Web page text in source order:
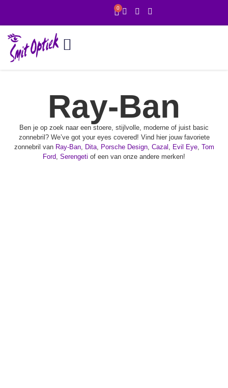
0
Ray-Ban
Ben je op zoek naar een stoere, stijlvolle, moderne of juist basic
zonnebril? We’ve got your eyes covered! Vind hier jouw favoriete
zonnebril van Ray-Ban, Dita, Porsche Design, Cazal , Evil Eye, Tom
Ford, Serengeti of een van onze andere merken!